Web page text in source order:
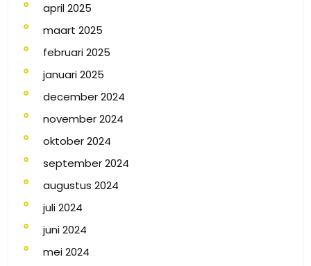
april 2025
maart 2025
februari 2025
januari 2025
december 2024
november 2024
oktober 2024
september 2024
augustus 2024
juli 2024
juni 2024
mei 2024